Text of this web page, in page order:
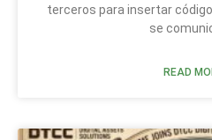
terceros para insertar
se
READ